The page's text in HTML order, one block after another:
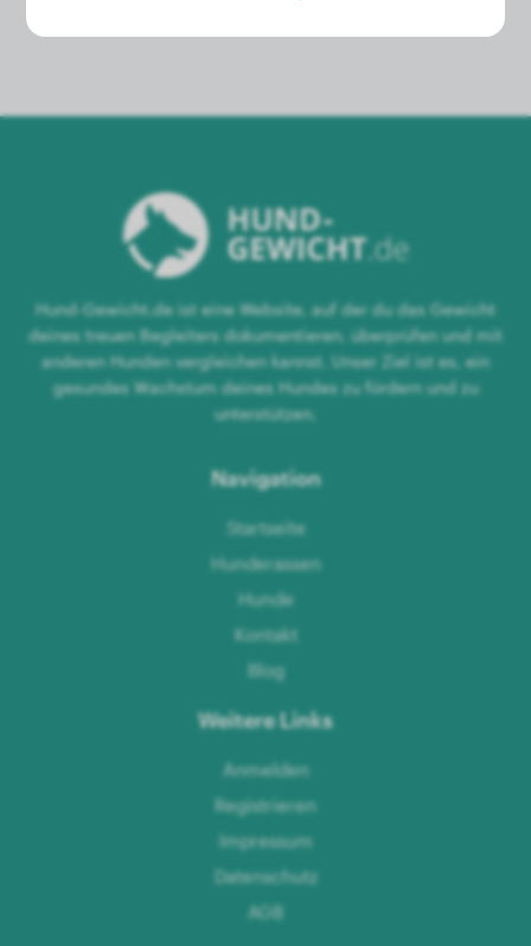
Hund-Gewicht.de ist eine Website, auf der du das Gewicht
deines treuen Begleiters dokumentieren, überprüfen und mit
anderen Hunden vergleichen kannst. Unser Ziel ist es, ein
gesundes Wachstum deines Hundes zu fördern und zu
unterstützen.
Navigation
Startseite
Hunderassen
Hunde
Kontakt
Blog
Weitere Links
Anmelden
Registrieren
Impressum
Datenschutz
AGB